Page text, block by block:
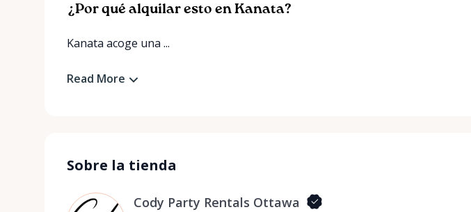
¿Por qué alquilar esto en Kanata?
Kanata acoge una ...
Read More
Sobre la tienda
Cody Party Rentals Ottawa